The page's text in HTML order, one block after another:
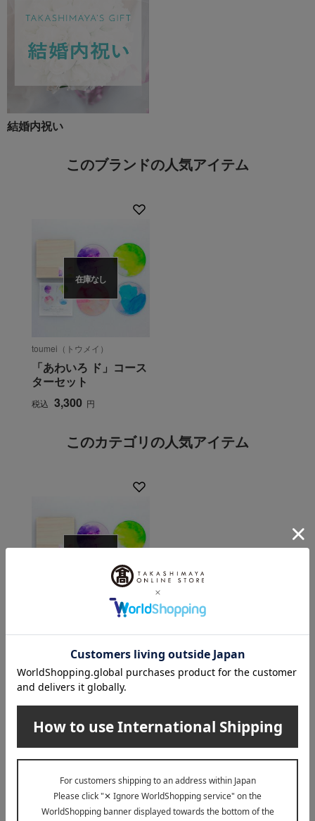
結婚内祝い
このブランドの人気アイテム
在庫なし
toumei（トウメイ）
「あわいろ ド」コース
ターセット
税込 3,300 円
このカテゴリの人気アイテム
ターセット
税込 3,300 円
INFORMATION
お届け遅延のお知らせ